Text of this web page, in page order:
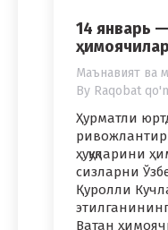
14 январь
Маънавият ва
By Raqobat
Ҳурматли
ҳуқуқларини
сизларни
Қуролли
Ватан